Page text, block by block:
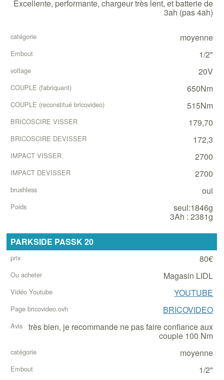
Excellente, performante, chargeur très lent, et batterie de
3ah (pas 4ah)
moyenne
1/2"
20V
650Nm
515Nm
179,70
172,3
2700
2700
oui
seul:1846g
3Ah : 2381g
PARKSIDE PASSK 20
80€
Magasin LIDL
YOUTUBE
BRICOVIDEO
très bien, je recommande ne pas faire confiance aux
couple 100 Nm
moyenne
1/2"